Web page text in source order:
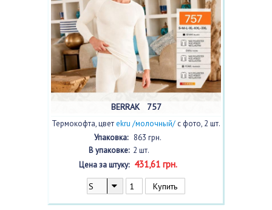
BERRAK 757
Термокофта, цветekru /молочный/ с фото, 2 шт.
Упаковка: 863 грн.
В упаковке:2 шт.
Цена за штуку:431,61 грн.